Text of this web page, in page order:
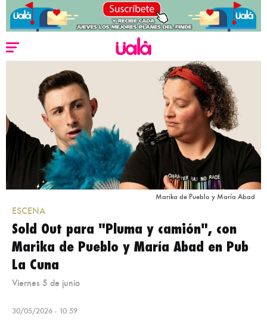
Marika de Pueblo y María Abad
ESCENA
Sold Out para "Pluma y camión", con
Marika de Pueblo y María Abad en Pub
La Cuna
Viernes 5 de junio
30/05/2026 - 10:59